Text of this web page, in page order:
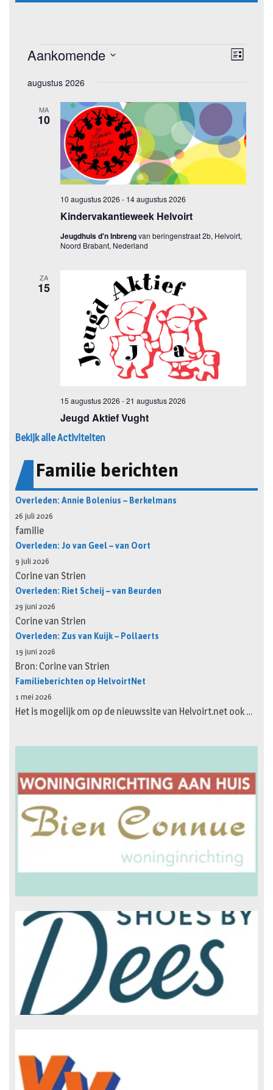
Bekijk alle Activiteiten
Familie berichten
Overleden: Annie Bolenius – Berkelmans
26 juli 2026
familie
Overleden: Jo van Geel – van Oort
9 juli 2026
Corine van Strien
Overleden: Riet Scheij – van Beurden
29 juni 2026
Corine van Strien
Overleden: Zus van Kuijk – Pollaerts
19 juni 2026
Bron: Corine van Strien
Familieberichten op HelvoirtNet
1 mei 2026
Het is mogelijk om op de nieuwssite van Helvoirt.net ook …